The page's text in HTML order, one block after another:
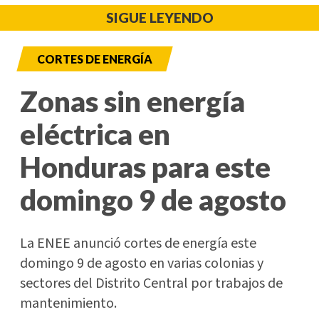
SIGUE LEYENDO
CORTES DE ENERGÍA
Zonas sin energía
eléctrica en
Honduras para este
domingo 9 de agosto
La ENEE anunció cortes de energía este
domingo 9 de agosto en varias colonias y
sectores del Distrito Central por trabajos de
mantenimiento.